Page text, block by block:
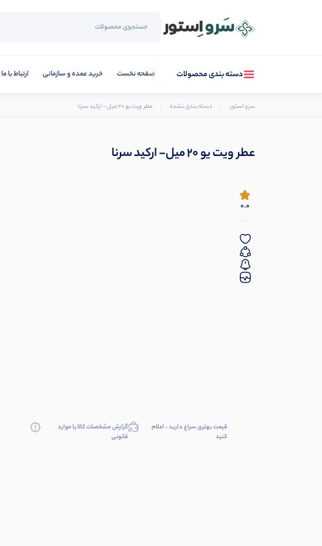
دسته بندی محصولات صفحه نخست خرید عمده و سازمانی ارتباط با ما
سرو استور دسته بندی نشده عطر ویت یو 20 میل- ارکید سرنا
عطر ویت یو 20 میل- ارکید سرنا
0.0
قیمت بهتری سراغ دارید ، اعلام
کنید
گزارش مشخصات کالا یا موارد
قانونی